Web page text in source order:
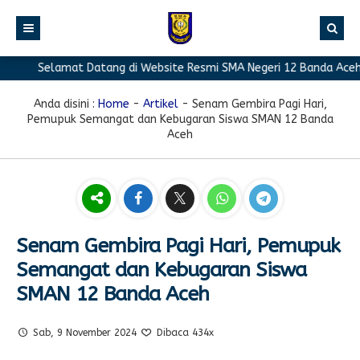
BERANDA
PROFIL
Sambutan Kepala Sekolah
Sejarah Singkat
Struktur Organisasi
Sekolah
Berita Prestasi
Berita Sekolah
Blog Guru
Pengumuman
PROGRAM
Pramuka
PMR
GALERI
FOTO
PPDB
Selamat Datang di Website Resmi SMA Negeri 12 Banda Aceh
Anda disini : Home - Artikel- Senam Gembira Pagi Hari,
Pemupuk Semangat dan Kebugaran Siswa SMAN 12 Banda
Aceh
Senam Gembira Pagi Hari, Pemupuk
Semangat dan Kebugaran Siswa
SMAN 12 Banda Aceh
Sab, 9 November 2024 Dibaca 434x